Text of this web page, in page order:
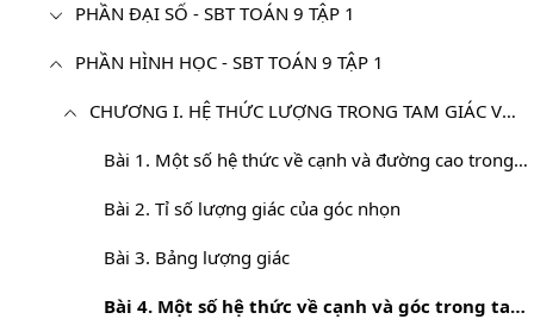
PHẦN ĐẠI SỐ - SBT TOÁN 9 TẬP 1
PHẦN HÌNH HỌC - SBT TOÁN 9 TẬP 1
CHƯƠNG I. HỆ THỨC LƯỢNG TRONG TAM GIÁC VUÔNG
Bài 1. Một số hệ thức về cạnh và đường cao trong tam giác vuông
Bài 2. Tỉ số lượng giác của góc nhọn
Bài 3. Bảng lượng giác
Bài 4. Một số hệ thức về cạnh và góc trong tam giác vuông